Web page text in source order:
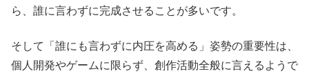
ら、誰に言わずに完成させることが多いです。
そして「誰にも言わずに内圧を高める」姿勢の重要性は、
個人開発やゲームに限らず、創作活動全般に言えるようで